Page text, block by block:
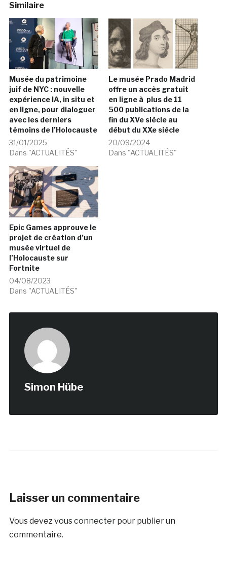
Similaire
Musée du patrimoine
juif de NYC : nouvelle
expérience IA, in situ et
en ligne, pour dialoguer
avec les derniers
témoins de l’Holocauste
31/01/2025
Dans "ACTUALITÉS"
Le musée Prado Madrid
offre un accès gratuit
en ligne à plus de 11
500 publications de la
fin du XVe siècle au
début du XXe siècle
20/09/2024
Dans "ACTUALITÉS"
Epic Games approuve le
projet de création d’un
musée virtuel de
l’Holocauste sur
Fortnite
04/08/2023
Dans "ACTUALITÉS"
Simon Hübe
Laisser un commentaire
Vous devez vous connecterpour publier un
commentaire.